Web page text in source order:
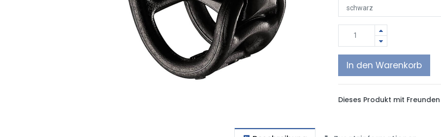
In den Warenkorb
Dieses Produkt mit